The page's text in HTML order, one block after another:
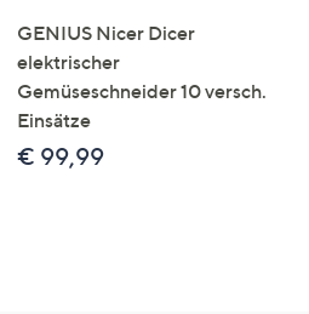
GENIUS Nicer Dicer
elektrischer
Gemüseschneider 10 versch.
Einsätze
€ 99,99